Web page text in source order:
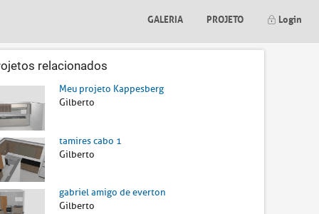
GALERIA PROJETO Login
relacionados
Meu projeto Kappesberg
Gilberto
tamires cabo 1
Gilberto
gabriel amigo de everton
Gilberto